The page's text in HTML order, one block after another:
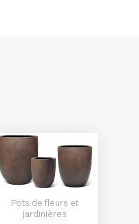
Pots de fleurs et
jardinières